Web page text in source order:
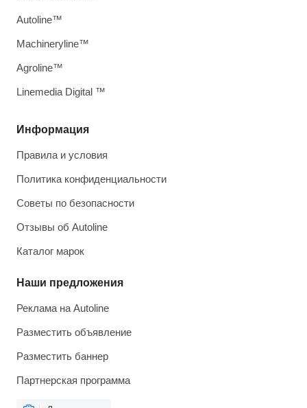
Информация
Правила и условия
Политика конфиденциальности
Советы по безопасности
Отзывы об Autoline
Каталог марок
Наши предложения
Реклама на Autoline
Разместить объявление
Разместить баннер
Партнерская программа
Autoline™
Machineryline™
Agroline™
Linemedia Digital ™